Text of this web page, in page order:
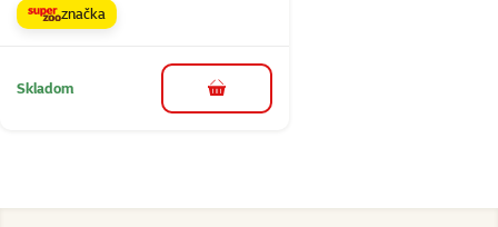
značka
Skladom do košíka